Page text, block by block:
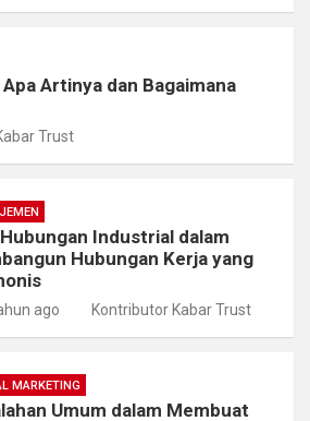
Artinya dan Bagaimana
Trust
Industrial dalam
Hubungan Kerja yang
ago Kontributor Kabar Trust
MARKETING
Umum dalam Membuat